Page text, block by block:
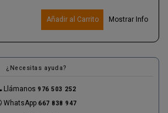
Añadir al Carrito Mostrar Info
¿Necesitas ayuda?
Llámanos976 503 252
WhatsApp667 838 947